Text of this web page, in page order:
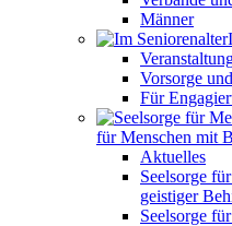
Männer
Vorsorge
Für
für Menschen mit
Aktuelles
Seelsorge
geistiger
Seelsorge